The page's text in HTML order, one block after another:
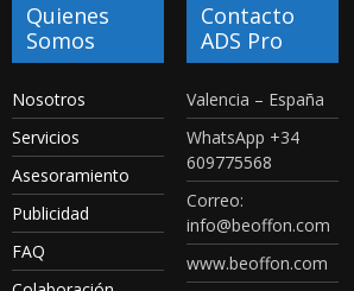
Quienes
Somos
Nosotros
Servicios
Asesoramiento
Publicidad
FAQ
Contacto
ADS Pro
Valencia – España
WhatsApp +34
609775568
Correo:
info@beoffon.com
www.beoffon.com